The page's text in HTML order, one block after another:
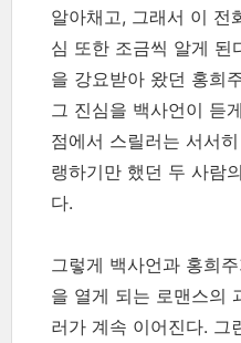
알아채고, 그래서 이 전
심 또한 조금씩 알게 된
을 강요받아 왔던 홍희
그 진심을 백사언이 듣
점에서 스릴러는 서서
랭하기만 했던 두 사람
다.
그렇게 백사언과 홍희
을 열게 되는 로맨스의
러가 계속 이어진다. 그